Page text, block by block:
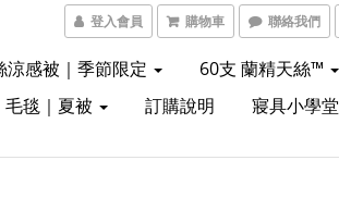
登入會員 購物車 聯絡我們
涼感被｜季節限定
60支 蘭精天絲™
毛毯｜夏被 訂購說明 寢具小學堂